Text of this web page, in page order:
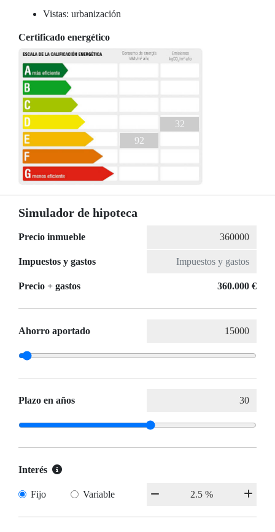
Vistas: urbanización
Certificado energético
92
32
Simulador de hipoteca
Precio inmueble
Impuestos y gastos
Precio + gastos 360.000 €
Ahorro aportado
Plazo en años
Interés
Fijo Variable